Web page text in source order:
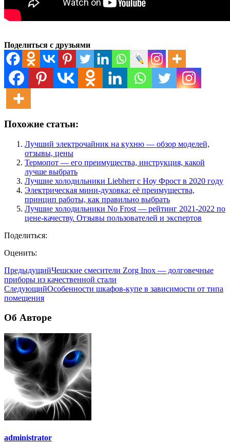
Поделиться с друзьями
Похожие статьи:
Лучший электрочайник на кухню — обзор моделей,
отзывы, цены
Термопот — его преимущества, инструкция, какой
лучше выбрать
Лучшие холодильники Liebherr с Ноу Фрост в 2020 году
Электрическая мини-духовка: её преимущества,
принцип работы, как правильно выбрать
Лучшие холодильники No Frost — рейтинг 2021-2022 по
цене-качеству. Отзывы пользователей и экспертов
Поделиться:
Оценить:
ПредыдущийЧешские смесители Zorg Inox — долговечные
приборы из качественной стали
СледующийОсобенности шкафов-купе в зависимости от типа
помещения
Об Авторе
administrator